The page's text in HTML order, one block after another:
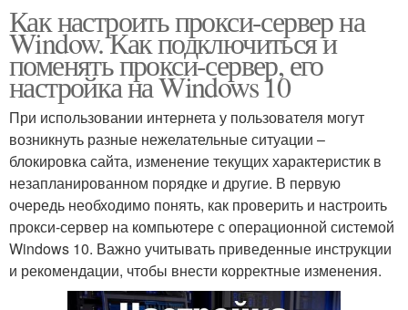
Как настроить прокси-сервер на
Window. Как подключиться и
поменять прокси-сервер, его
настройка на Windows 10
При использовании интернета у пользователя могут
возникнуть разные нежелательные ситуации –
блокировка сайта, изменение текущих характеристик в
незапланированном порядке и другие. В первую
очередь необходимо понять, как проверить и настроить
прокси-сервер на компьютере с операционной системой
Windows 10. Важно учитывать приведенные инструкции
и рекомендации, чтобы внести корректные изменения.